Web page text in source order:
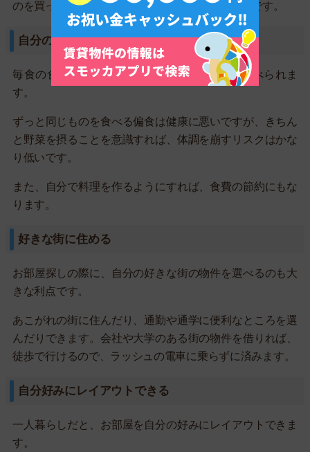
のを買ったとしても、見とがめられることはないです。
自分の好きな食事がとれる
毎食の食事を自分で決めるので、好きな物を食べられま
す。
ずっと同じものを食べる偏食は健康に悪いですが、きちん
と野菜を摂ることを意識すれば、体調を崩すリスクはかな
り低いです。
また、自分で料理を作るようにすれば、食費の節約にもな
ります。
好きな街に住める
お部屋探しの際に、自分の好きな街の物件を選べるのも大
きな利点です。
あこがれの街に住んだり、通勤や通学に便利なところを選
んだりできます。会社や大学のある街の物件を借りれば、
徒歩で行けるので、ラッシュの電車に乗らずに済みます。
自分好みにレイアウトできる
一人暮らしだと、お部屋を自分の好みにレイアウトできま
す。